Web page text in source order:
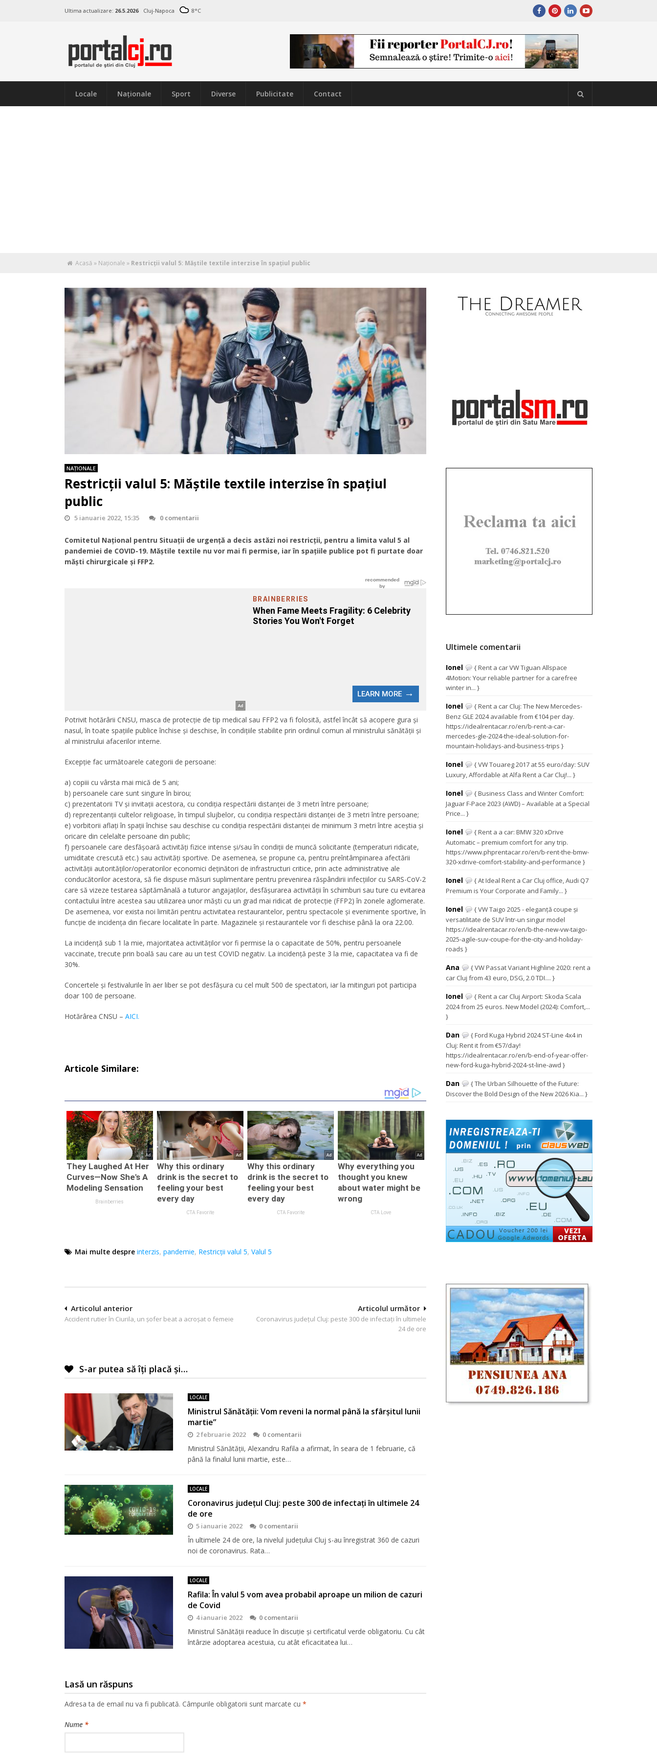
Ultima actualizare: 26.5.2026 Cluj-Napoca 8°C
Locale Naţionale Sport Diverse Publicitate Contact
Acasă » Naţionale » Restricții valul 5: Măștile textile interzise în spațiul public
NAŢIONALE
Restricții valul 5: Măștile textile interzise în spațiul
public
5 ianuarie 2022, 15:35 0 comentarii
Comitetul Național pentru Situații de urgență a decis astăzi noi restricții, pentru a limita valul 5 al
pandemiei de COVID-19. Măștile textile nu vor mai fi permise, iar în spațiile publice pot fi purtate doar
măști chirurgicale și FFP2.
Potrivit hotărârii CNSU, masca de protecție de tip medical sau FFP2 va fi folosită, astfel încât să acopere gura și
nasul, în toate spațiile publice închise și deschise, în condițiile stabilite prin ordinul comun al ministrului sănătății și
al ministrului afacerilor interne.
Excepție fac următoarele categorii de persoane:
a) copiii cu vârsta mai mică de 5 ani;
b) persoanele care sunt singure în birou;
c) prezentatorii TV și invitații acestora, cu condiția respectării distanței de 3 metri între persoane;
d) reprezentanții cultelor religioase, în timpul slujbelor, cu condiția respectării distanței de 3 metri între persoane;
e) vorbitorii aflați în spații închise sau deschise cu condiția respectării distanței de minimum 3 metri între aceștia și
oricare din celelalte persoane din public;
f) persoanele care desfășoară activități fizice intense și/sau în condiții de muncă solicitante (temperaturi ridicate,
umiditate crescută etc.) sau activități sportive. De asemenea, se propune ca, pentru preîntâmpinarea afectării
activității autorităților/operatorilor economici deținători de infrastructuri critice, prin acte administrative ale
conducătorilor acestora, să fie dispuse măsuri suplimentare pentru prevenirea răspândirii infecțiilor cu SARS-CoV-2
care să vizeze testarea săptămânală a tuturor angajaților, desfășurarea activității în schimburi sau ture cu evitarea
contactului între acestea sau utilizarea unor măști cu un grad mai ridicat de protecție (FFP2) în zonele aglomerate.
De asemenea, vor exista noi limitări pentru activitatea restaurantelor, pentru spectacole și evenimente sportive, în
funcție de incidența din fiecare localitate în parte. Magazinele și restaurantele vor fi deschise până la ora 22.00.
La incidență sub 1 la mie, majoritatea activităților vor fi permise la o capacitate de 50%, pentru persoanele
vaccinate, trecute prin boală sau care au un test COVID negativ. La incidență peste 3 la mie, capacitatea va fi de
30%.
Concertele și festivalurile în aer liber se pot desfășura cu cel mult 500 de spectatori, iar la mitinguri pot participa
doar 100 de persoane.
Hotărârea CNSU – AICI.
Articole Similare:
Mai multe despre interzis, pandemie, Restricții valul 5, Valul 5
Navigare
în
Articolul următor
Coronavirus județul Cluj: peste 300 de infectați în ultimele
24 de ore
Articolul anterior
Accident rutier în Ciurila, un șofer beat a acroșat o femeie
S-ar putea să îți placă și…
LOCALE
Ministrul Sănătății: Vom reveni la normal până la sfârșitul lunii
martie”
2 februarie 2022 0 comentarii
Ministrul Sănătății, Alexandru Rafila a afirmat, în seara de 1 februarie, că
până la finalul lunii martie, este…
LOCALE
Coronavirus județul Cluj: peste 300 de infectați în ultimele 24
de ore
5 ianuarie 2022 0 comentarii
În ultimele 24 de ore, la nivelul județului Cluj s-au înregistrat 360 de cazuri
noi de coronavirus. Rata…
LOCALE
Rafila: În valul 5 vom avea probabil aproape un milion de cazuri
de Covid
4 ianuarie 2022 0 comentarii
Ministrul Sănătății readuce în discuție și certificatul verde obligatoriu. Cu cât
întârzie adoptarea acestuia, cu atât eficacitatea lui…
Lasă un răspuns
Adresa ta de email nu va fi publicată. Câmpurile obligatorii sunt marcate cu *
Nume *
Ultimele comentarii
Ionel
{ Rent a car VW Tiguan Allspace
4Motion: Your reliable partner for a carefree
winter in... }
Ionel
{ Rent a car Cluj: The New Mercedes-
Benz GLE 2024 available from €104 per day.
https://idealrentacar.ro/en/b-rent-a-car-
mercedes-gle-2024-the-ideal-solution-for-
mountain-holidays-and-business-trips }
Ionel
{ VW Touareg 2017 at 55 euro/day: SUV
Luxury, Affordable at Alfa Rent a Car Cluj!... }
Ionel
{ Business Class and Winter Comfort:
Jaguar F-Pace 2023 (AWD) – Available at a Special
Price... }
Ionel
{ Rent a a car: BMW 320 xDrive
Automatic – premium comfort for any trip.
https://www.phprentacar.ro/en/b-rent-the-bmw-
320-xdrive-comfort-stability-and-performance }
Ionel
{ At Ideal Rent a Car Cluj office, Audi Q7
Premium is Your Corporate and Family... }
Ionel
{ VW Taigo 2025 - eleganță coupe și
versatilitate de SUV într-un singur model
https://idealrentacar.ro/en/b-the-new-vw-taigo-
2025-agile-suv-coupe-for-the-city-and-holiday-
roads }
Ana
{ VW Passat Variant Highline 2020: rent a
car Cluj from 43 euro, DSG, 2.0 TDI.... }
Ionel
{ Rent a car Cluj Airport: Skoda Scala
2024 from 25 euros. New Model (2024): Comfort,...
}
Dan
{ Ford Kuga Hybrid 2024 ST-Line 4x4 in
Cluj: Rent it from €57/day!
https://idealrentacar.ro/en/b-end-of-year-offer-
new-ford-kuga-hybrid-2024-st-line-awd }
Dan
{ The Urban Silhouette of the Future:
Discover the Bold Design of the New 2026 Kia... }